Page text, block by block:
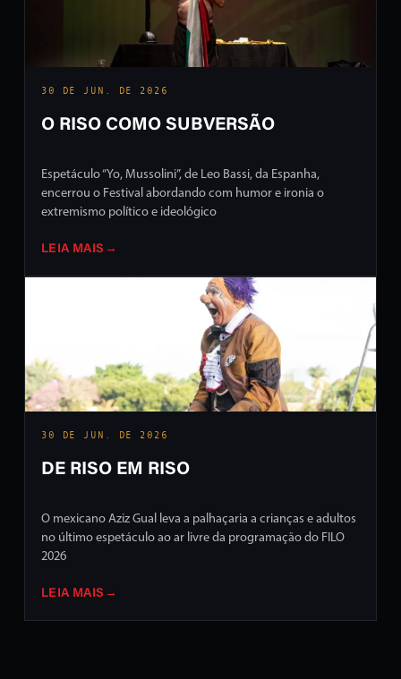
30 DE JUN. DE 2026
O RISO COMO SUBVERSÃO
Espetáculo “Yo, Mussolini”, de Leo Bassi, da Espanha,
encerrou o Festival abordando com humor e ironia o
extremismo político e ideológico
LEIA MAIS →
30 DE JUN. DE 2026
DE RISO EM RISO
O mexicano Aziz Gual leva a palhaçaria a crianças e adultos
no último espetáculo ao ar livre da programação do FILO
2026
LEIA MAIS →